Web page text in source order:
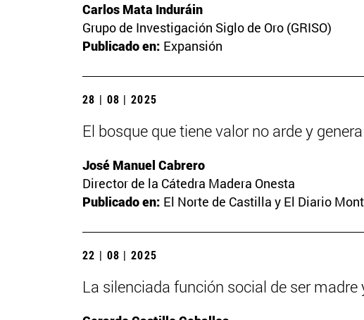
Carlos Mata Induráin
Grupo de Investigación Siglo de Oro (GRISO)
Publicado en: Expansión
28 | 08 | 2025
El bosque que tiene valor no arde y
José Manuel Cabrero
Director de la Cátedra Madera Onesta
Publicado en: El Norte de Castilla y El Diario
22 | 08 | 2025
La silenciada función social de ser madre